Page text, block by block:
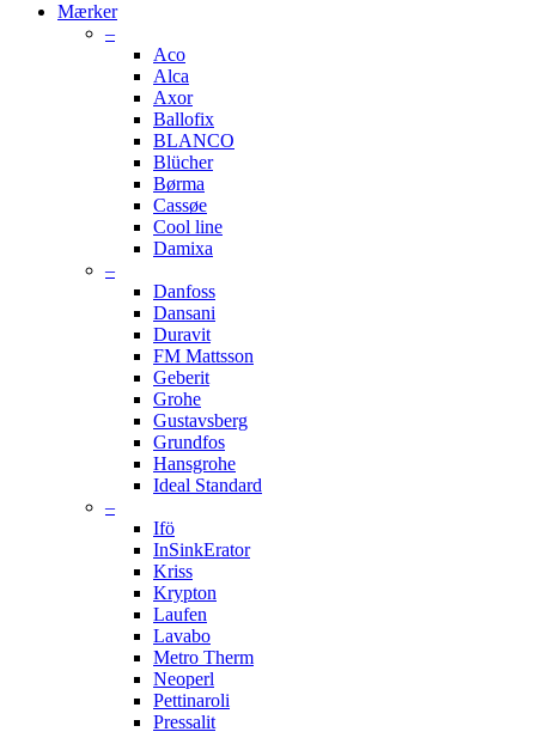
Mærker
–
Aco
Alca
Axor
Ballofix
BLANCO
Blücher
Børma
Cassøe
Cool line
Damixa
–
Danfoss
Dansani
Duravit
FM Mattsson
Geberit
Grohe
Gustavsberg
Grundfos
Hansgrohe
Ideal Standard
–
Ifö
InSinkErator
Kriss
Krypton
Laufen
Lavabo
Metro Therm
Neoperl
Pettinaroli
Pressalit